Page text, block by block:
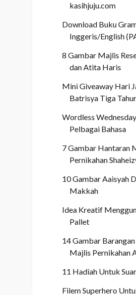
kasihjuju.com
Download Buku
Inggeris/English
8 Gambar Majlis
dan Atita Haris
Mini Giveaway Hari
Batrisya Tiga
Wordless
Pelbagai Bahasa
7 Gambar Hantaran
Pernikahan
10 Gambar Aaisyah
Makkah
Idea Kreatif
Pallet
14 Gambar
Majlis Pernikahan
11 Hadiah Untuk
Filem Superhero